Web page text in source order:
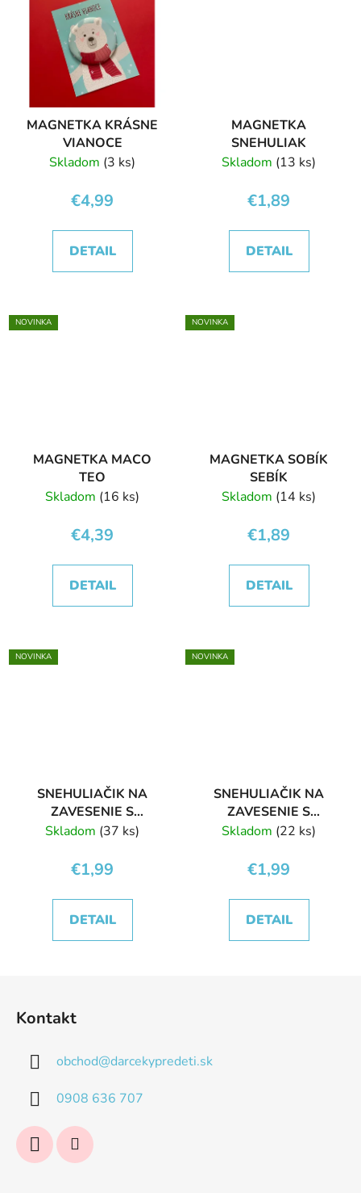
MAGNETKA KRÁSNE
VIANOCE
Skladom (3 ks)
€4,99
DETAIL
MAGNETKA
SNEHULIAK
Skladom (13 ks)
€1,89
DETAIL
NOVINKA
MAGNETKA MACO
TEO
Skladom (16 ks)
€4,39
DETAIL
NOVINKA
MAGNETKA SOBÍK
SEBÍK
Skladom (14 ks)
€1,89
DETAIL
NOVINKA
SNEHULIAČIK NA
ZAVESENIE S
ROLNIČKOU MODRÝ
Skladom (37 ks)
€1,99
DETAIL
NOVINKA
SNEHULIAČIK NA
ZAVESENIE S
ROLNIČKOU
Skladom (22 ks)
€1,99
DETAIL
Kontakt
obchod@darcekypredeti.sk
0908 636 707